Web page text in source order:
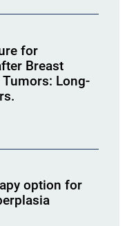
for
Breast
Long-
option for